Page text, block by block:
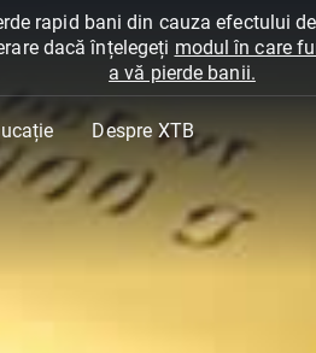
rapid bani din cauza efectului
dacă înțelegeți modul în care
a vă pierde banii.
Despre XTB